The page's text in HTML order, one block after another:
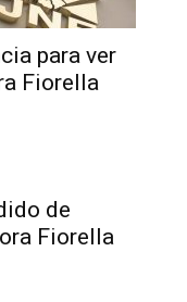
para ver
Fiorella
de
Fiorella